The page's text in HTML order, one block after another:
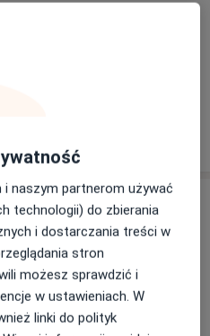
Chcę odczarować słowo
droga do zdrowego
że
inwestycją w zdrowie i
organizmu.
wizyta)
naszym partnerom używać
technologii) do zbierania
i dostarczania treści w
stron
możesz sprawdzić i
w ustawieniach. W
linki do polityk